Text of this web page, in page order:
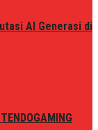
AI Generasi di
GAMING